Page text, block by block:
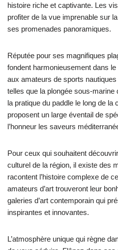
histoire riche et captivante. Les
profiter de la vue imprenable sur
ses promenades panoramiques.
Réputée pour ses magnifiques
fondent harmonieusement dans
aux amateurs de sports
telles que la plongée sous-
la pratique du paddle le long de
proposent un large éventail de
l’honneur les saveurs
Pour ceux qui souhaitent
culturel de la région, il existe des
racontent l’histoire complexe de
amateurs d’art trouveront leur
galeries d’art contemporain qui
inspirantes et innovantes.
L’atmosphère unique qui règne